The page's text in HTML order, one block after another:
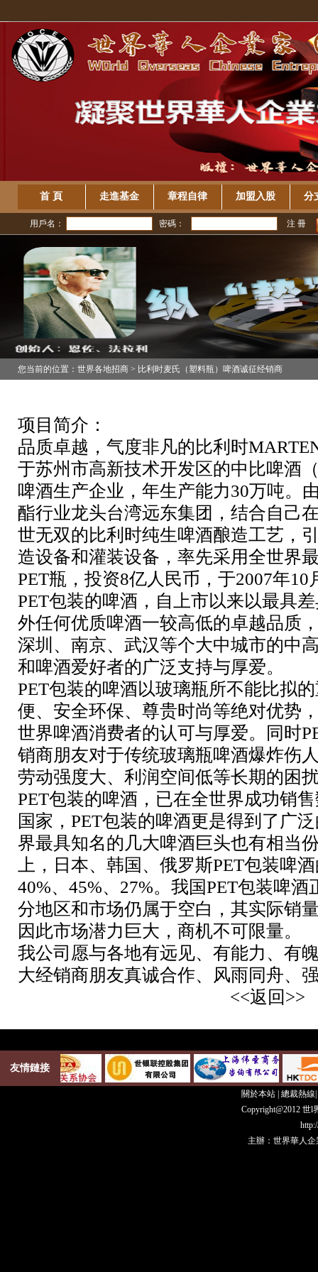
首 頁 走進基金 章程自律 加盟入股 分
用戶名： 密碼： 注 冊
您当前的位置：世界各地招商 > 比利时麦氏（塑料瓶）啤酒诚征经销商
项目简介：
品质卓越，气度非凡的比利时
于苏州市高新技术开发区的中比啤酒
啤酒生产企业，年生产能力30万吨。
酯行业龙头台湾远东集团，结合自己
世无双的比利时纯生啤酒酿造工艺，
造设备和灌装设备，率先采用全世界
PET瓶，投资8亿人民币，于2007年10
PET包装的啤酒，自上市以来以最具
外任何优质啤酒一较高低的卓越品质
深圳、南京、武汉等个大中城市的中
和啤酒爱好者的广泛支持与厚爱。
PET包装的啤酒以玻璃瓶所不能比拟
便、安全环保、尊贵时尚等绝对优势
世界啤酒消费者的认可与厚爱。同时
销商朋友对于传统玻璃瓶啤酒爆炸伤
劳动强度大、利润空间低等长期的困
PET包装的啤酒，已在全世界成功销
国家， PET包装的啤酒更是得到了广
界最具知名的几大啤酒巨头也有相当
上，日本、韩国、俄罗斯PET包装啤
40%、 45%、 27%。我国PET包装啤酒
分地区和市场仍属于空白，其实际销
因此市场潜力巨大，商机不可限量。
我公司愿与各地有远见、有能力、有
大经销商朋友真诚合作、风雨同舟、
<<返回>>
友情鏈接
關於本站 |總裁熱線
Copyright@2012 世
主辦：世界華人